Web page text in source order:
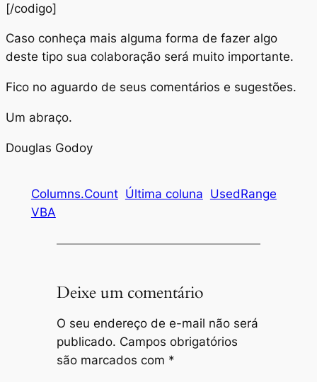
[/codigo]
Caso conheça mais alguma forma de fazer algo
deste tipo sua colaboração será muito importante.
Fico no aguardo de seus comentários e sugestões.
Um abraço.
Douglas Godoy
Columns.Count Última coluna UsedRange
VBA
Deixe um comentário
O seu endereço de e-mail não será
publicado. Campos obrigatórios
são marcados com *